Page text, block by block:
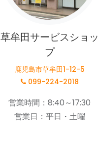
草牟田サービスショッ
プ
鹿児島市草牟田1-12-5
099-224-2018
営業時間：8:40～17:30
営業日：平日・土曜